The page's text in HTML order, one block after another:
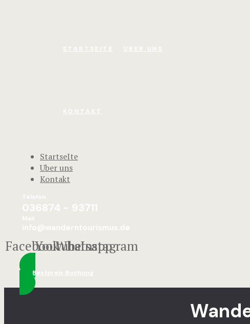
STARTSEITE UBER UNS
KONTAKT
StartseIte
Uber uns
Kontakt
Telefon
036874 - 93711
Mail
info@wanderntourismus.de
Facebook
Youtube
Whatsapp
Instagram
Bestpreis Buchung